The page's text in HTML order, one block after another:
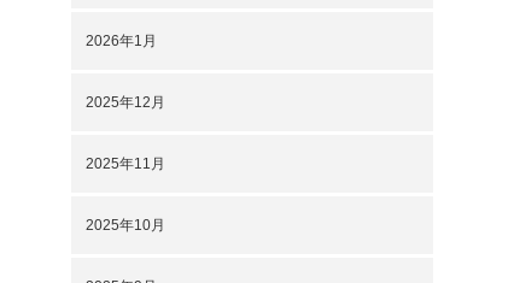
2026年1月
2025年12月
2025年11月
2025年10月